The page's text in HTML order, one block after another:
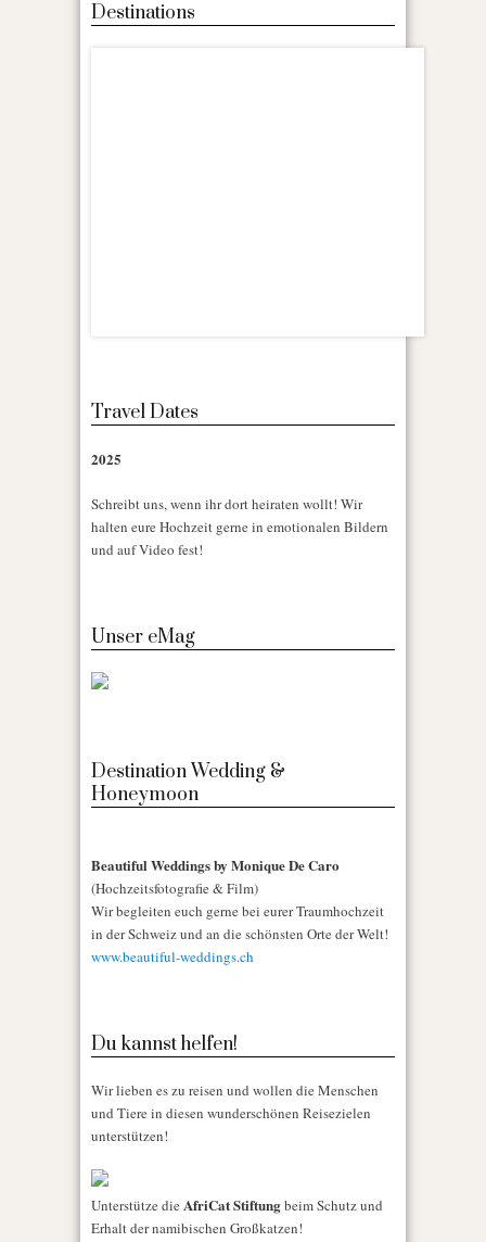
Destinations
Travel Dates
2025
Schreibt uns, wenn ihr dort heiraten wollt! Wir
halten eure Hochzeit gerne in emotionalen Bildern
und auf Video fest!
Unser eMag
Destination Wedding &
Honeymoon
Beautiful Weddings by Monique De Caro
(Hochzeitsfotografie & Film)
Wir begleiten euch gerne bei eurer Traumhochzeit
in der Schweiz und an die schönsten Orte der Welt!
www.beautiful-weddings.ch
Du kannst helfen!
Wir lieben es zu reisen und wollen die Menschen
und Tiere in diesen wunderschönen Reisezielen
unterstützen!
Unterstütze die AfriCat Stiftungbeim Schutz und
Erhalt der namibischen Großkatzen!